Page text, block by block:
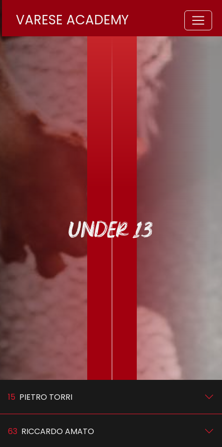
VARESE ACADEMY
UNDER 13
15 PIETRO TORRI
63 RICCARDO AMATO